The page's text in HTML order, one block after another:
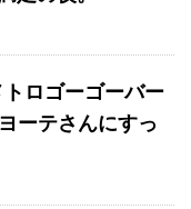
ロゴーゴーバー
ーテさんにすっ